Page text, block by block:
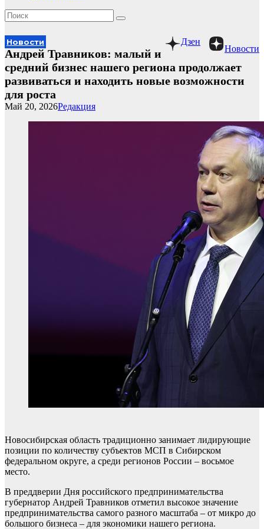
Новости
Дзен
Новости
Андрей Травников: малый и
средний бизнес нашего региона продолжает
развиваться и находить новые возможности
для роста
Редакция
Май 20, 2026
Новосибирская область традиционно занимает лидирующие
позиции по количеству субъектов МСП в Сибирском
федеральном округе, а среди регионов России – восьмое
место.
В преддверии Дня российского предпринимательства
губернатор Андрей Травников отметил высокое значение
предпринимательства самого разного масштаба – от микро до
большого бизнеса – для экономики нашего региона.